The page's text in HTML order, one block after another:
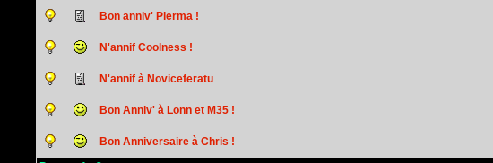
Bon anniv' Pierma !
N'annif Coolness !
N'annif à Noviceferatu
Bon Anniv' à Lonn et M35 !
Bon Anniversaire à Chris !